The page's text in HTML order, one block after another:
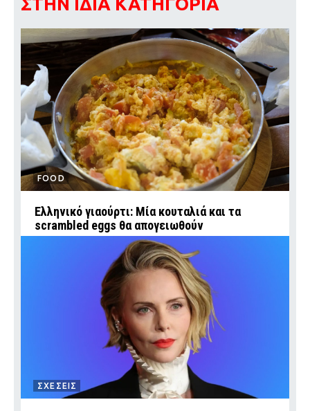
FOOD
Ελληνικό γιαούρτι: Μία κουταλιά και τα
scrambled eggs θα απογειωθούν
ΣΧΕΣΕΙΣ